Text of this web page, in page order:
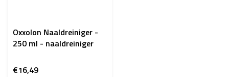
Oxxolon Naaldreiniger -
250 ml - naaldreiniger
€16,49